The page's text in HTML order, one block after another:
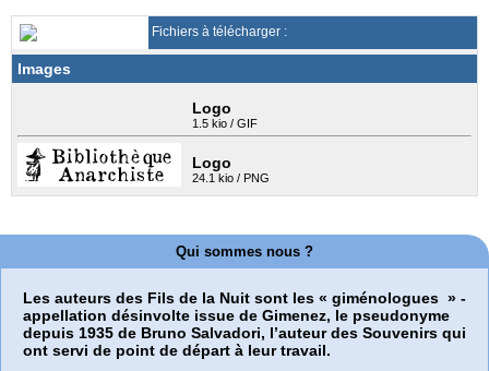
Fichiers à télécharger :
Images
Logo
1.5 kio / GIF
Logo
24.1 kio / PNG
Qui sommes nous ?
Les auteurs des Fils de la Nuit sont les « giménologues » -
appellation désinvolte issue de Gimenez, le pseudonyme
depuis 1935 de Bruno Salvadori, l’auteur des Souvenirs qui
ont servi de point de départ à leur travail.